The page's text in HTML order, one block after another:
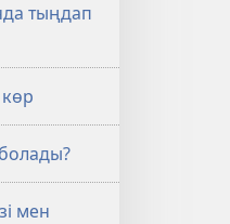
тыңдап
мен